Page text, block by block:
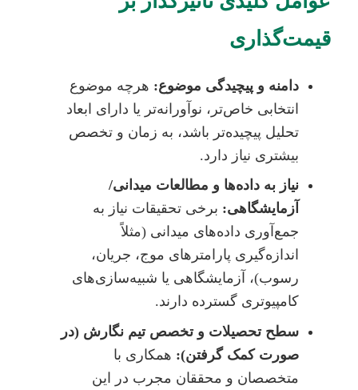
قیمت‌گذاری
دامنه و پیچیدگی موضوع: هرچه موضوع
انتخابی خاص‌تر، نوآورانه‌تر یا دارای ابعاد
تحلیل پیچیده‌تر باشد، به زمان و تخصص
بیشتری نیاز دارد.
نیاز به داده‌ها و مطالعات میدانی/
آزمایشگاهی: برخی تحقیقات نیاز به
جمع‌آوری داده‌های میدانی (مثلاً
اندازه‌گیری پارامترهای موج، جریان،
رسوب)، آزمایشگاهی یا شبیه‌سازی‌های
کامپیوتری گسترده دارند.
سطح تحصیلات و تخصص تیم نگارش (در
صورت کمک گرفتن): همکاری با
متخصصان و محققان مجرب در این